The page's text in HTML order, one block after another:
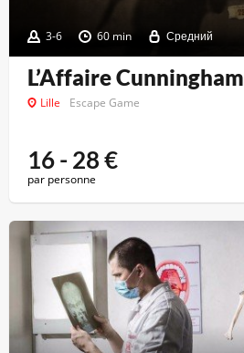
3-6 60 min Средний
L’Affaire Cunningham
Lille Escape Game
16 - 28€
par personne